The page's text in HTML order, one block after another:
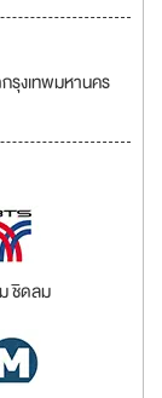
รุงเทพมหานคร
ชิดลม